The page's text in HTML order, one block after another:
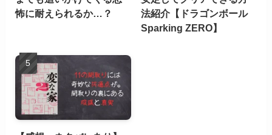
怖に耐えられるか…？
法紹介【ドラゴンボール
Sparking ZERO】